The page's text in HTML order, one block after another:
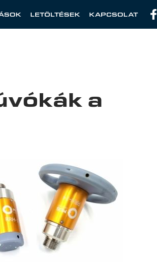
LETÖLTÉSEK KAPCSOLAT
a